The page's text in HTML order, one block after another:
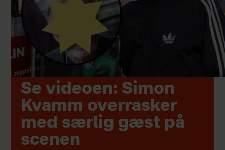
Se videoen: Simon
Kvamm overrasker
med særlig gæst på
scenen